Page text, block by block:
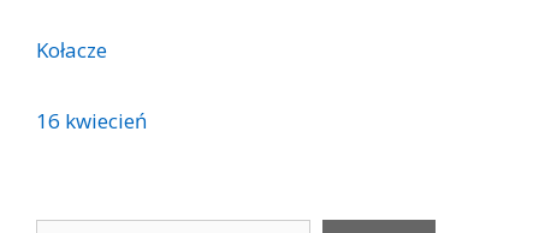
Kołacze
16 kwiecień